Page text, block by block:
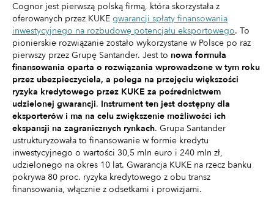
Cognor jest pierwszą polską firmą, która skorzystała z
oferowanych przez KUKE gwarancji spłaty finansowania
inwestycyjnego na rozbudowę potencjału eksportowego. To
pionierskie rozwiązanie zostało wykorzystane w Polsce po raz
pierwszy przez Grupę Santander. Jest to nowa formuła
finansowania oparta o rozwiązania wprowadzone w tym roku
przez ubezpieczyciela, a polega na przejęciu większości
ryzyka kredytowego przez KUKE za pośrednictwem
udzielonej gwarancji. Instrument ten jest dostępny dla
eksporterów i ma na celu zwiększenie możliwości ich
ekspansji na zagranicznych rynkach. Grupa Santander
ustrukturyzowała to finansowanie w formie kredytu
inwestycyjnego o wartości 30,5 mln euro i 240 mln zł,
udzielonego na okres 10 lat. Gwarancja KUKE na rzecz banku
pokrywa 80 proc. ryzyka kredytowego z obu transz
finansowania, włącznie z odsetkami i prowizjami.